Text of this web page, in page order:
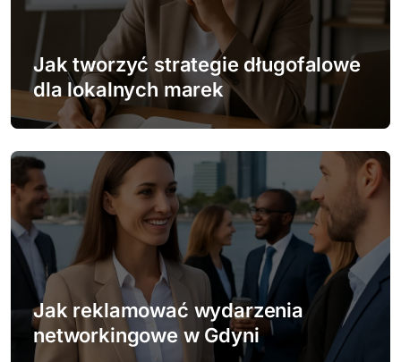
w
p
i
s
u
Jak tworzyć strategie długofalowe
dla lokalnych marek
Jak reklamować wydarzenia
networkingowe w Gdyni